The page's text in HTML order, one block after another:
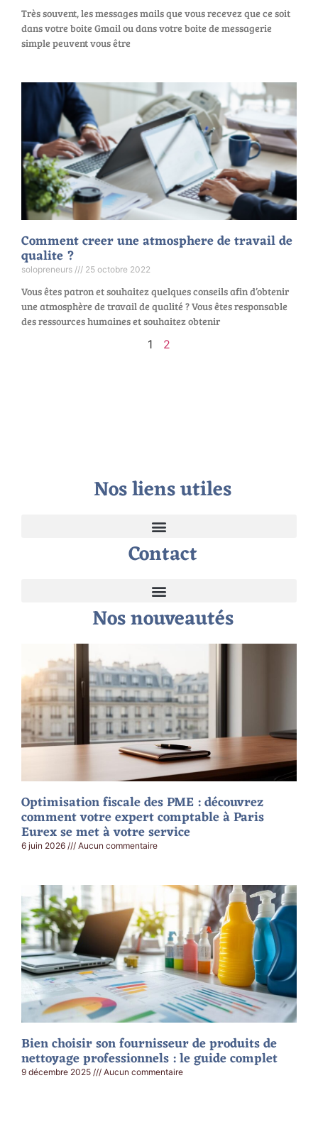
Très souvent, les messages mails que vous recevez que ce soit
dans votre boite Gmail ou dans votre boite de messagerie
simple peuvent vous être
Comment creer une atmosphere de travail de
qualite ?
solopreneurs 25 octobre 2022
Vous êtes patron et souhaitez quelques conseils afin d’obtenir
une atmosphère de travail de qualité ? Vous êtes responsable
des ressources humaines et souhaitez obtenir
1 2
Nos liens utiles
Contact
Nos nouveautés
Optimisation fiscale des PME : découvrez
comment votre expert comptable à Paris
Eurex se met à votre service
6 juin 2026 Aucun commentaire
Bien choisir son fournisseur de produits de
nettoyage professionnels : le guide complet
9 décembre 2025 Aucun commentaire